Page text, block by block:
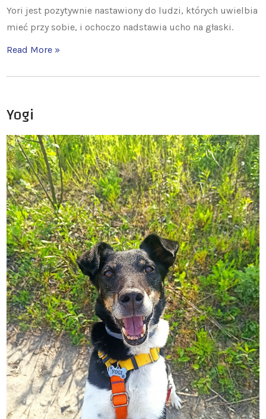
Yori jest pozytywnie nastawiony do ludzi, których uwielbia
mieć przy sobie, i ochoczo nadstawia ucho na głaski.
Read More »
Yogi